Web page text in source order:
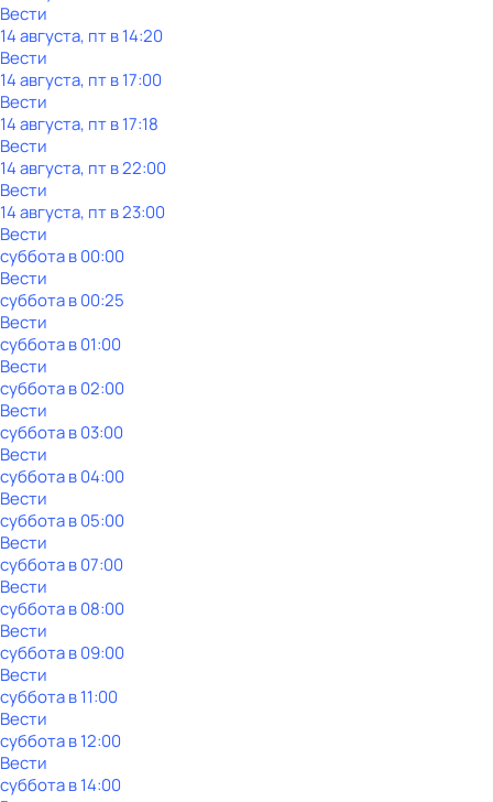
Вести
14 августа, пт в 14:20
Вести
14 августа, пт в 17:00
Вести
14 августа, пт в 17:18
Вести
14 августа, пт в 22:00
Вести
14 августа, пт в 23:00
Вести
субботав00:00
Вести
субботав00:25
Вести
субботав01:00
Вести
субботав02:00
Вести
субботав03:00
Вести
субботав04:00
Вести
субботав05:00
Вести
субботав07:00
Вести
субботав08:00
Вести
субботав09:00
Вести
субботав11:00
Вести
субботав12:00
Вести
субботав14:00